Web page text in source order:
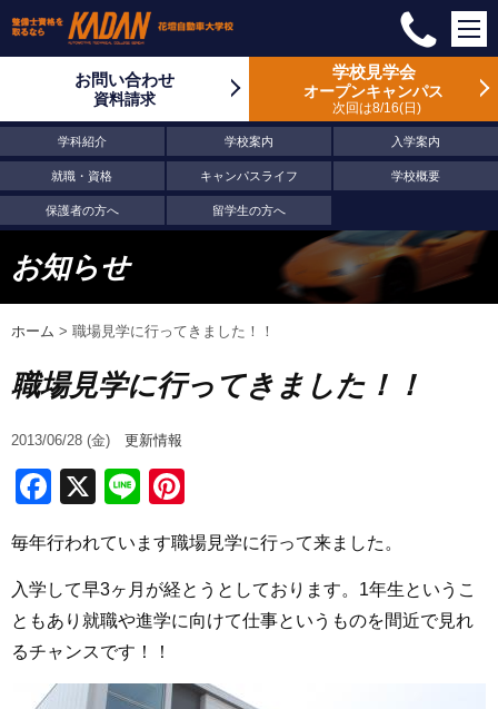
お問い合わせ
資料請求
学校見学会
オープンキャンパス
次回は8/16 日
学科紹介 学校案内 入学案内
就職・資格 キャンパスライフ 学校概要
保護者の方へ 留学生の方へ
お知らせ
ホーム > 職場見学に行ってきました！！
職場見学に行ってきました！！
2013/06/28 (金) 更新情報
Facebook
X Line
毎年行われています職場見学に行って来ました。
入学して早3ヶ月が経とうとしております。1年生というこ
ともあり就職や進学に向けて仕事というものを間近で見れ
るチャンスです！！